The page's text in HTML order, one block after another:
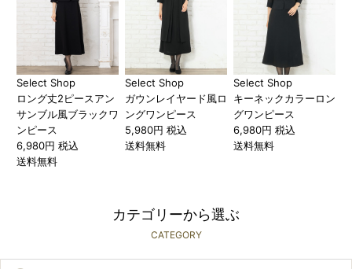
Select Shop
ロング丈2ピースアン
サンブル風ブラックワ
ンピース
6,980円 税込
送料無料
Select Shop
ガウンレイヤード風ロ
ングワンピース
5,980円 税込
送料無料
Select Shop
キーネックカラーロン
グワンピース
6,980円 税込
送料無料
カテゴリーから選ぶ
CATEGORY